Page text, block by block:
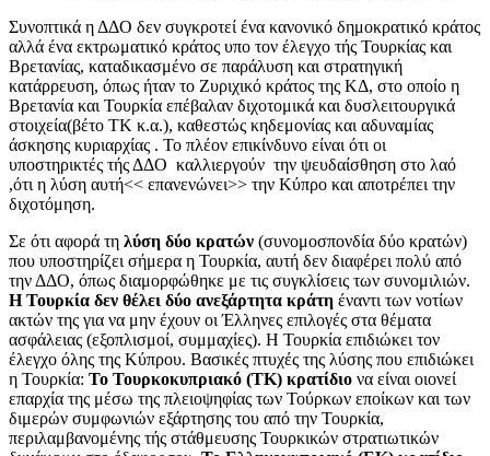
Συνοπτικά η ΔΔΟ δεν συγκροτεί ένα κανονικό δημοκρατικό κράτος
αλλά ένα εκτρωματικό κράτος υπο τον έλεγχο τής Τουρκίας και
Βρετανίας, καταδικασμένο σε παράλυση και στρατηγική
κατάρρευση, όπως ήταν το Ζυριχικό κράτος της ΚΔ, στο οποίο η
Βρετανία και Τουρκία επέβαλαν διχοτομικά και δυσλειτουργικά
στοιχεία(βέτο ΤΚ κ.α.), καθεστώς κηδεμονίας και αδυναμίας
άσκησης κυριαρχίας . Το πλέον επικίνδυνο είναι ότι οι
υποστηρικτές τής ΔΔΟ καλλιεργούν την ψευδαίσθηση στο λαό
,ότι η λύση αυτή<< επανενώνει>> την Κύπρο και αποτρέπει την
διχοτόμηση.
Σε ότι αφορά τη λύση δύο κρατών (συνομοσπονδία δύο κρατών)
που υποστηρίζει σήμερα η Τουρκία, αυτή δεν διαφέρει πολύ από
την ΔΔΟ, όπως διαμορφώθηκε με τις συγκλίσεις των συνομιλιών.
Η Τουρκία δεν θέλει δύο ανεξάρτητα κράτη έναντι των νοτίων
ακτών της για να μην έχουν οι Έλληνες επιλογές στα θέματα
ασφάλειας (εξοπλισμοί, συμμαχίες). Η Τουρκία επιδιώκει τον
έλεγχο όλης της Κύπρου. Βασικές πτυχές της λύσης που επιδιώκει
η Τουρκία: Το Τουρκοκυπριακό (ΤΚ) κρατίδιο να είναι οιονεί
επαρχία της μέσω της πλειοψηφίας των Τούρκων εποίκων και των
διμερών συμφωνιών εξάρτησης του από την Τουρκία,
περιλαμβανομένης τής στάθμευσης Τουρκικών στρατιωτικών